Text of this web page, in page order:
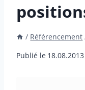
/ Référencement
Publié le 18.08.2013